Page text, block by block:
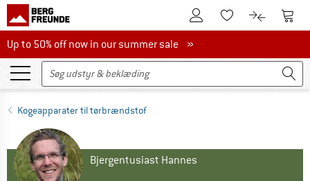
Til kundekontoenTil huskesedlen.
Til Til
Up to 50% off now in our summer sale
Up to 50% off now in our summer sale »
Kogeapparater til tørbrændstof
Bjergentusiast Hannes